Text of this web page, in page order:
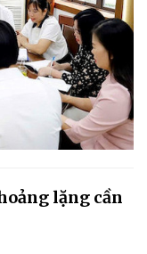
lặng cần